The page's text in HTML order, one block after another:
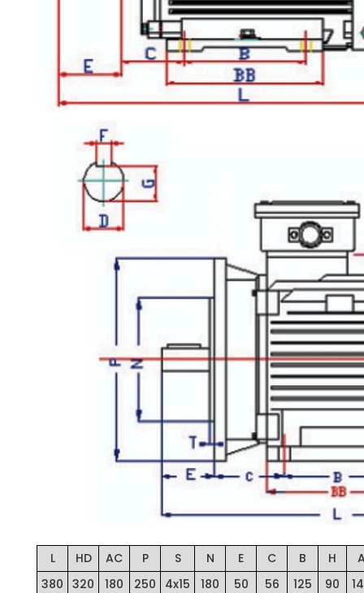
L HD AC P S N E C B H
380 320 180 250 4x15 180 50 56 125 90